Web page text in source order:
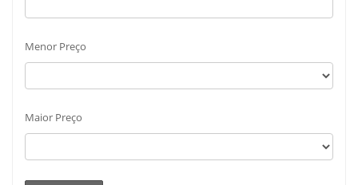
Menor Preço
Maior Preço